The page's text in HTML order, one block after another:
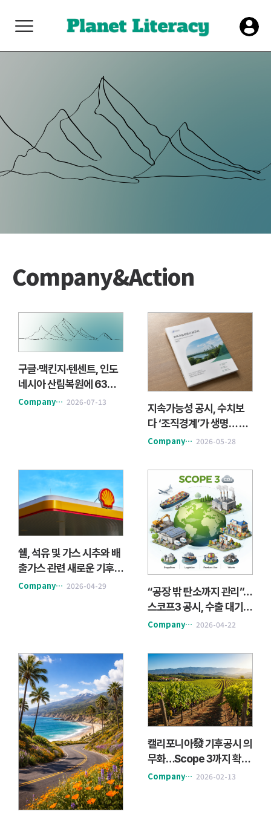
Company&Action
구글·맥킨지·텐센트, 인도
네시아 산림복원에 63만
5000톤 탄소제거 선구
Company&Action 2026-07-13
지속가능성 공시, 수치보
다 ‘조직경계’가 생명… 재
무·회계 통합 대응 시급
Company&Action 2026-05-28
쉘, 석유 및 가스 시추와 배
출가스 관련 새로운 기후
소송에 직면
Company&Action 2026-04-29
“공장 밖 탄소까지 관리”…
스코프3 공시, 수출 대기업
경쟁력 가른다
Company&Action 2026-04-22
캘리포니아發 기후공시 의
무화…Scope 3까지 확대,
국내 기업도 영향권
Company&Action 2026-02-13